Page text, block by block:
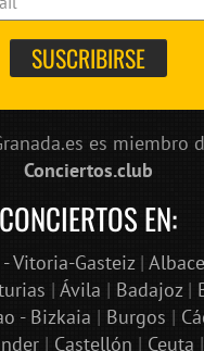
es miembro
Conciertos.club
CONCIERTOS EN:
Vitoria-Gasteiz|
| Ávila | Badajoz|
- Bizkaia | Burgos |
| Castellón | Ceuta |